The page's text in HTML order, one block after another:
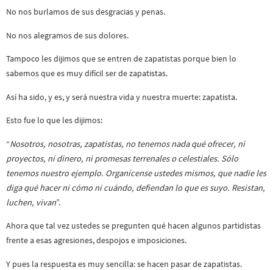
No nos burlamos de sus desgracias y penas.
No nos alegramos de sus dolores.
Tampoco les dijimos que se entren de zapatistas porque bien lo
sabemos que es muy difícil ser de zapatistas.
Así ha sido, y es, y será nuestra vida y nuestra muerte: zapatista.
Esto fue lo que les dijimos:
“Nosotros, nosotras, zapatistas, no tenemos nada qué ofrecer, ni
proyectos, ni dinero, ni promesas terrenales o celestiales. Sólo
tenemos nuestro ejemplo. Organícense ustedes mismos, que nadie les
diga qué hacer ni cómo ni cuándo, defiendan lo que es suyo. Resistan,
luchen, vivan”.
Ahora que tal vez ustedes se pregunten qué hacen algunos partidistas
frente a esas agresiones, despojos e imposiciones.
Y pues la respuesta es muy sencilla: se hacen pasar de zapatistas.